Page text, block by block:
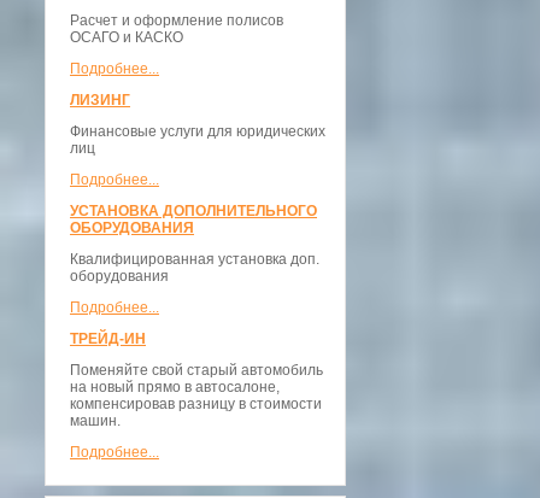
Расчет и оформление полисов
ОСАГО и КАСКО
Подробнее...
ЛИЗИНГ
Финансовые услуги для юридических
лиц
Подробнее...
УСТАНОВКА ДОПОЛНИТЕЛЬНОГО
ОБОРУДОВАНИЯ
Квалифицированная установка доп.
оборудования
Подробнее...
ТРЕЙД-ИН
Поменяйте свой старый автомобиль
на новый прямо в автосалоне,
компенсировав разницу в стоимости
машин.
Подробнее...